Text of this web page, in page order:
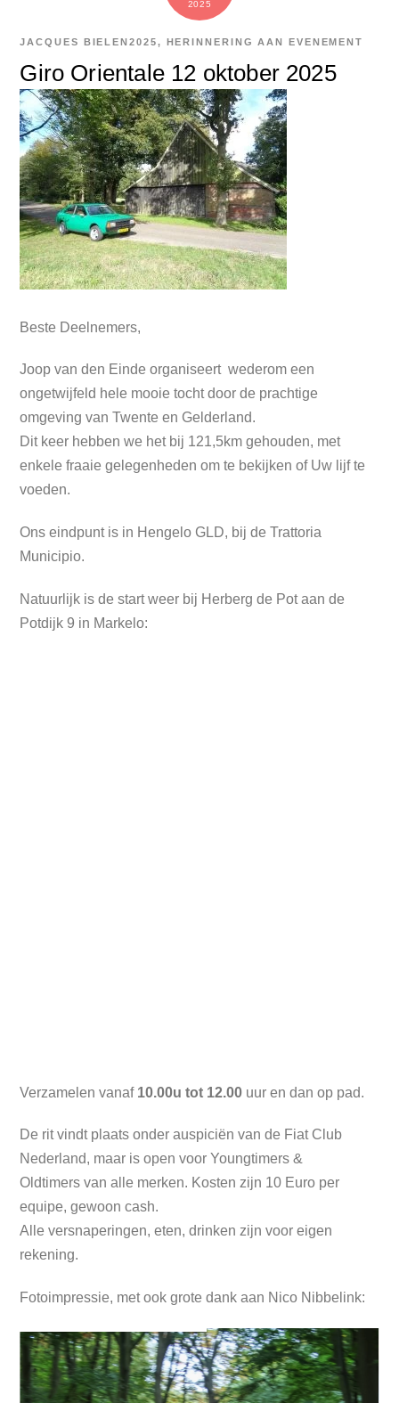
2025
Giro Orientale 12 oktober 2025
JACQUES BIELEN2025, HERINNERING AAN EVENEMENT
Beste Deelnemers,
Joop van den Einde organiseert wederom een
ongetwijfeld hele mooie tocht door de prachtige
omgeving van Twente en Gelderland.
Dit keer hebben we het bij 121,5km gehouden, met
enkele fraaie gelegenheden om te bekijken of Uw lijf te
voeden.
Ons eindpunt is in Hengelo GLD, bij de Trattoria
Municipio.
Natuurlijk is de start weer bij Herberg de Pot aan de
Potdijk 9 in Markelo:
Verzamelen vanaf 10.00u tot 12.00 uur en dan op pad.
De rit vindt plaats onder auspiciën van de Fiat Club
Nederland, maar is open voor Youngtimers &
Oldtimers van alle merken. Kosten zijn 10 Euro per
equipe, gewoon cash.
Alle versnaperingen, eten, drinken zijn voor eigen
rekening.
Fotoimpressie, met ook grote dank aan Nico Nibbelink: